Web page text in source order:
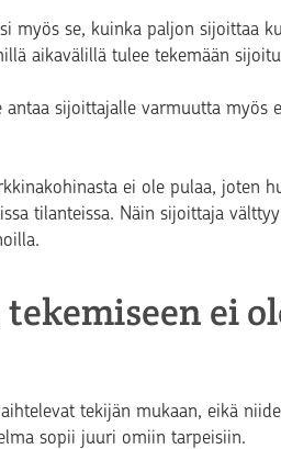
myös se, kuinka paljon sijoittaa
aikavälillä tulee tekemään
sijoittajalle varmuutta myös
ei ole pulaa, joten
tilanteissa. Näin sijoittaja
ei
tekijän mukaan, eikä
sopii juuri omiin tarpeisiin.